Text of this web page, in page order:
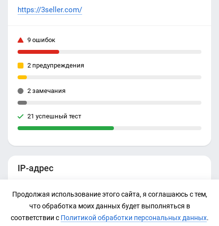
IP-адрес
https://3seller.com/
9 ошибок
2 предупреждения
2 замечания
21 успешный тест
Продолжая использование этого сайта, я соглашаюсь с тем,
что обработка моих данных будет выполняться в
соответствии с Политикой обработки персональных данных.